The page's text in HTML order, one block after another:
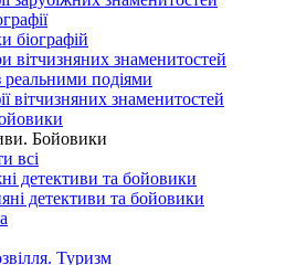
біографій
вітчизняних знаменитостей
реальними подіями
вітчизняних знаменитостей
Бойовики
всі
детективи та бойовики
детективи та бойовики
Туризм